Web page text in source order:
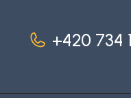
+420 734